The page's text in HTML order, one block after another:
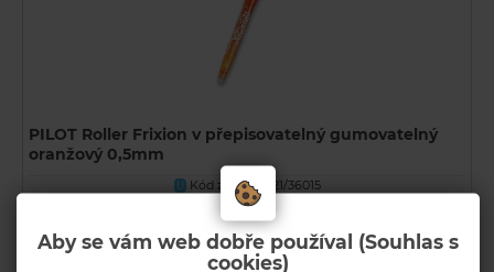
Aby se vám web dobře používal (Souhlas s
cookies)
PILOT Roller Frixion v přepisovatelný gumovatelný
oranžový 0,5mm
U Kód zboží: 55-21/36015
SKLADEM